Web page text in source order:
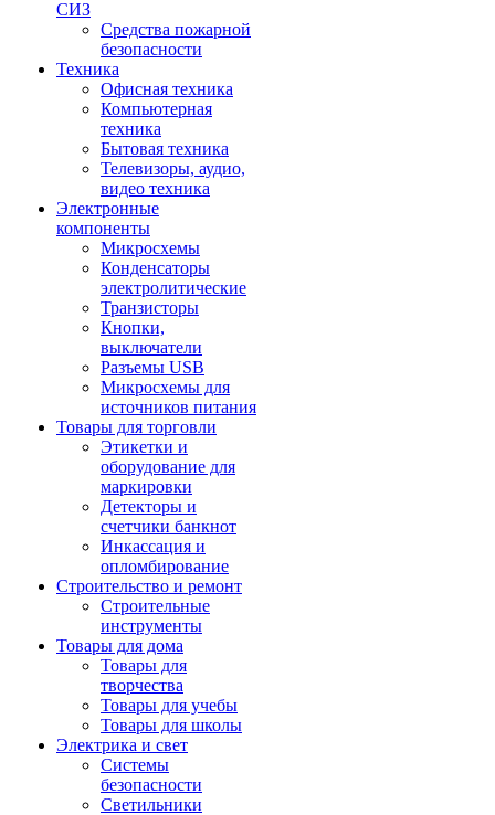
СИЗ
Средства пожарной
безопасности
Техника
Офисная техника
Компьютерная
техника
Бытовая техника
Телевизоры, аудио,
видео техника
Электронные
компоненты
Микросхемы
Конденсаторы
электролитические
Транзисторы
Кнопки,
выключатели
Разъемы USB
Микросхемы для
источников питания
Товары для торговли
Этикетки и
оборудование для
маркировки
Детекторы и
счетчики банкнот
Инкассация и
опломбирование
Строительство и ремонт
Строительные
инструменты
Товары для дома
Товары для
творчества
Товары для учебы
Товары для школы
Электрика и свет
Системы
безопасности
Светильники